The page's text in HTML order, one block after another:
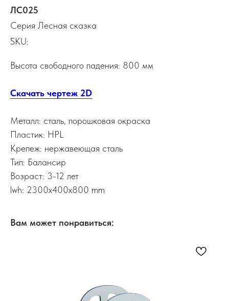
ЛС025
Серия Лесная сказка
SKU:
Высота свободного падения: 800 мм
Скачать чертеж 2D
Металл: сталь, порошковая окраска
Пластик: HPL
Крепеж: нержавеющая сталь
Тип: Балансир
Возраст: 3-12 лет
lwh: 2300x400x800 mm
Вам может понравиться: